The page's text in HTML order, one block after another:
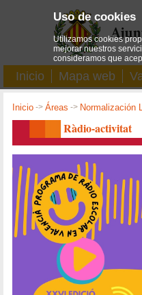
Inicio Mapa web
Inicio ->Áreas -> Normalización
Ràdio-activitat
Uso de cookies
Utilizamos cookies
mejorar nuestros
consideramos que